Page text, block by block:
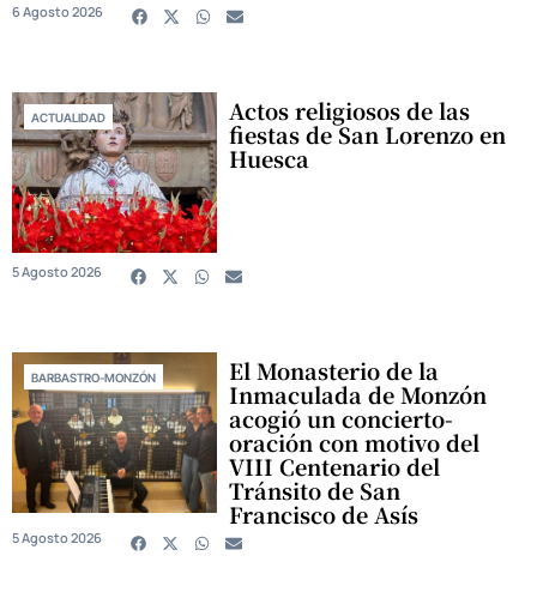
6 Agosto 2026
ACTUALIDAD Actos religiosos de las
fiestas de San Lorenzo en
Huesca
5 Agosto 2026
BARBASTRO-MONZÓN El Monasterio de la
Inmaculada de Monzón
acogió un concierto-
oración con motivo del
VIII Centenario del
Tránsito de San
Francisco de Asís
5 Agosto 2026